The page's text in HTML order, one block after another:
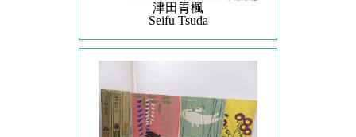
津田青楓
Seifu Tsuda